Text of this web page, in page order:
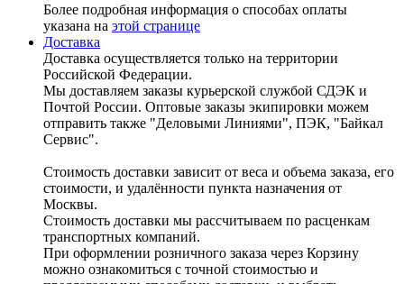
Более подробная информация о способах оплаты
указана на этой странице
Доставка
Доставка осуществляется только на территории
Российской Федерации.
Мы доставляем заказы курьерской службой СДЭК и
Почтой России. Оптовые заказы экипировки можем
отправить также "Деловыми Линиями", ПЭК, "Байкал
Сервис".
Стоимость доставки зависит от веса и объема заказа, его
стоимости, и удалённости пункта назначения от
Москвы.
Стоимость доставки мы рассчитываем по расценкам
транспортных компаний.
При оформлении розничного заказа через Корзину
можно ознакомиться с точной стоимостью и